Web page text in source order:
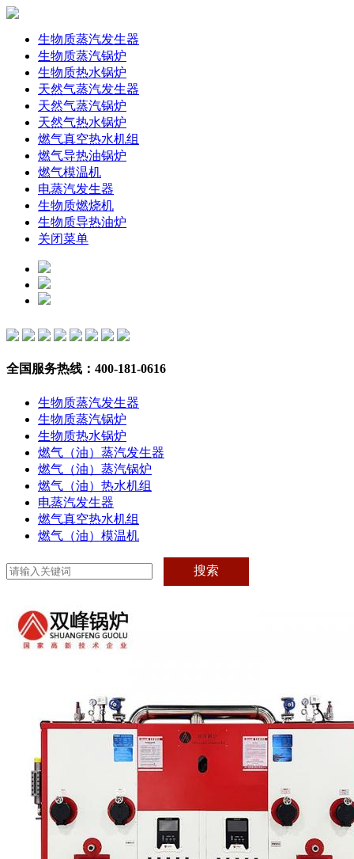
生物质蒸汽发生器
生物质蒸汽锅炉
生物质热水锅炉
天然气蒸汽发生器
天然气蒸汽锅炉
天然气热水锅炉
燃气真空热水机组
燃气导热油锅炉
燃气模温机
电蒸汽发生器
生物质燃烧机
生物质导热油炉
关闭菜单
全国服务热线：400-181-0616
生物质蒸汽发生器
生物质蒸汽锅炉
生物质热水锅炉
燃气（油）蒸汽发生器
燃气（油）蒸汽锅炉
燃气（油）热水机组
电蒸汽发生器
燃气真空热水机组
燃气（油）模温机